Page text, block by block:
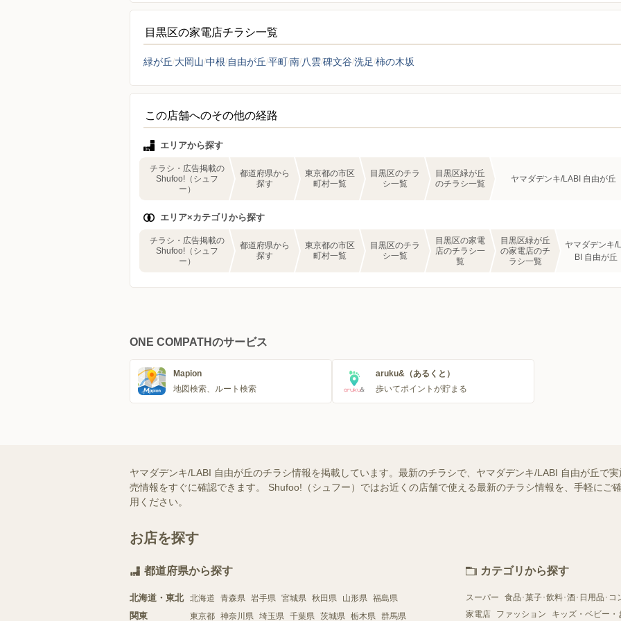
目黒区の家電店チラシ一覧
緑が丘 大岡山 中根 自由が丘 平町南 八雲碑文谷 洗足 柿の木坂
この店舗へのその他の経路
エリアから探す
チラシ・広告掲載の
Shufoo!（シュフ
ー）
都道府県から
探す
東京都の市区
町村一覧
目黒区のチラ
シ一覧
目黒区緑が丘
のチラシ一覧
ヤマダデンキ/LABI 自由が丘
エリア×カテゴリから探す
チラシ・広告掲載の
Shufoo!（シュフ
ー）
都道府県から
探す
東京都の市区
町村一覧
目黒区のチラ
シ一覧
目黒区の家電
店のチラシ一
覧
目黒区緑が丘
の家電店のチ
ラシ一覧
ヤマダデンキ/
BI 自由が丘
ONE COMPATHのサービス
Mapion
地図検索、ルート検索
aruku&（あるくと）
歩いてポイントが貯まる
ヤマダデンキ/LABI 自由が丘のチラシ情報を掲載しています。最新のチラシで、ヤマダデンキ/LABI 自由が丘で
売情報をすぐに確認できます。 Shufoo!（シュフー）ではお近くの店舗で使える最新のチラシ情報を、手軽にご
用ください。
お店を探す
都道府県から探す
北海道・東北 北海道 青森県 岩手県 宮城県 秋田県 山形県 福島県
関東 東京都 神奈川県 埼玉県 千葉県 茨城県 栃木県 群馬県
カテゴリから探す
スーパー
食品･菓子･飲料･酒･日用品･コ
家電店
ファッション キッズ・ベビー・